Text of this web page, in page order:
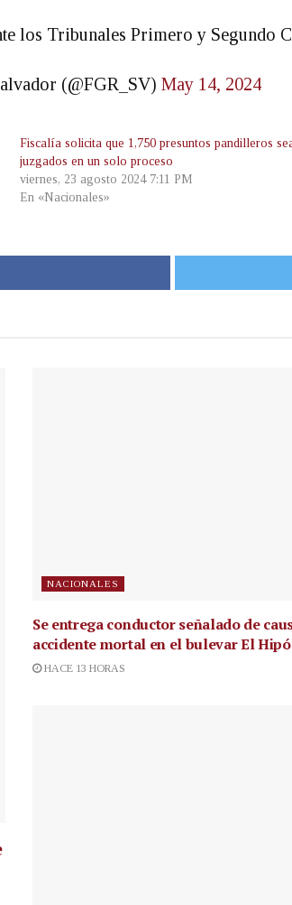
los Tribunales Primero y Segundo
(@FGR_SV) May 14, 2024
Fiscalía solicita que 1,750 presuntos pandilleros
juzgados en un solo proceso
viernes, 23 agosto 2024 7:11 PM
En «Nacionales»
NACIONALES
Se entrega conductor señalado de
accidente mortal en el bulevar El
HACE 13 HORAS